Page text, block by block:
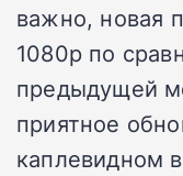
важно, новая
1080p по
предыдущей
приятное
каплевидном